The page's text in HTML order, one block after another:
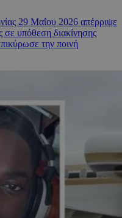
29 Μαΐου 2026 απέρριψε
σε υπόθεση διακίνησης
την ποινή